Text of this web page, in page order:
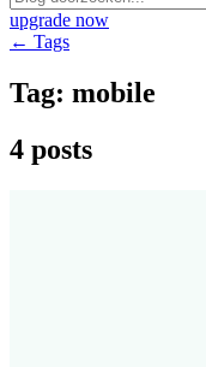
upgrade now
← Tags
Tag: mobile
4 posts